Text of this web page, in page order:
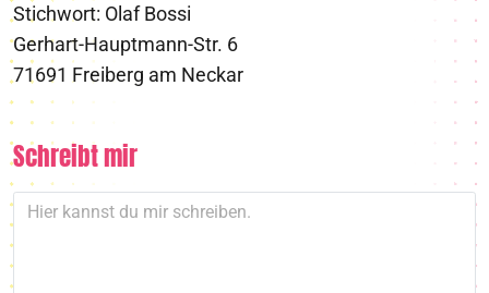
Stichwort: Olaf Bossi
Gerhart-Hauptmann-Str. 6
71691 Freiberg am Neckar
Schreibt mir